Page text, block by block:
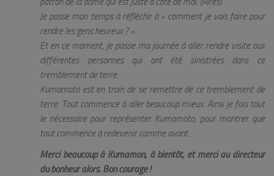
Je passe mon temps à réfléchir à « comment je vais faire pour
rendre les gens heureux ?»
Et en ce moment, je passe ma journée à aller rendre visite aux
différentes personnes qui ont été sinistrées dans ce
tremblement de terre.
Kumamoto est en train de se remettre de ce tremblement de
terre. Tout commence à aller beaucoup mieux. Ainsi je fais tout
le nécessaire pour représenter Kumamoto, pour montrer que
tout commence à redevenir comme avant.
Merci beaucoup à Kumamon, à bientôt, et merci au directeur
du bonheur alors. Bon courage !